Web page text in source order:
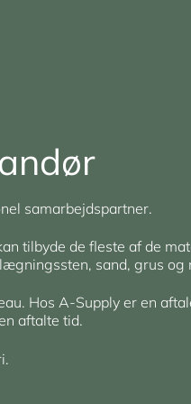
samarbejdspartner.
tilbyde de fleste af de
sand, grus og
Hos A-Supply er en
aftalte tid.